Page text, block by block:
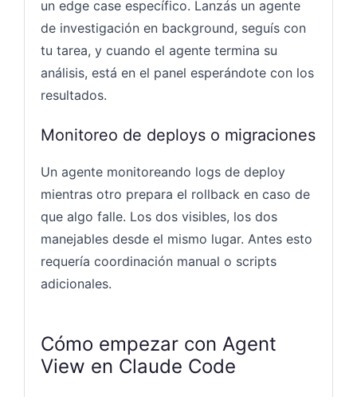
un edge case específico. Lanzás un agente
de investigación en background, seguís con
tu tarea, y cuando el agente termina su
análisis, está en el panel esperándote con los
resultados.
Monitoreo de deploys o migraciones
Un agente monitoreando logs de deploy
mientras otro prepara el rollback en caso de
que algo falle. Los dos visibles, los dos
manejables desde el mismo lugar. Antes esto
requería coordinación manual o scripts
adicionales.
Cómo empezar con Agent
View en Claude Code